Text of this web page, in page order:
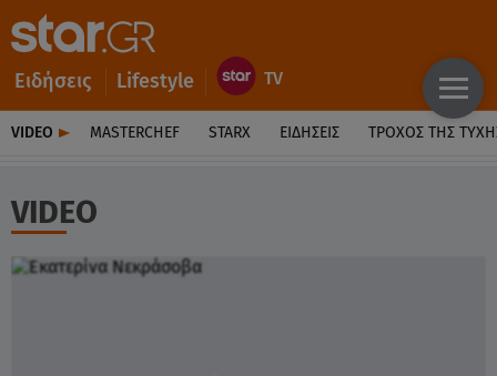
Ειδήσεις Lifestyle
VIDEO MASTERCHEF STARX ΕΙΔΉΣΕΙΣ ΤΡΟΧΌΣ ΤΗΣ
VIDEO